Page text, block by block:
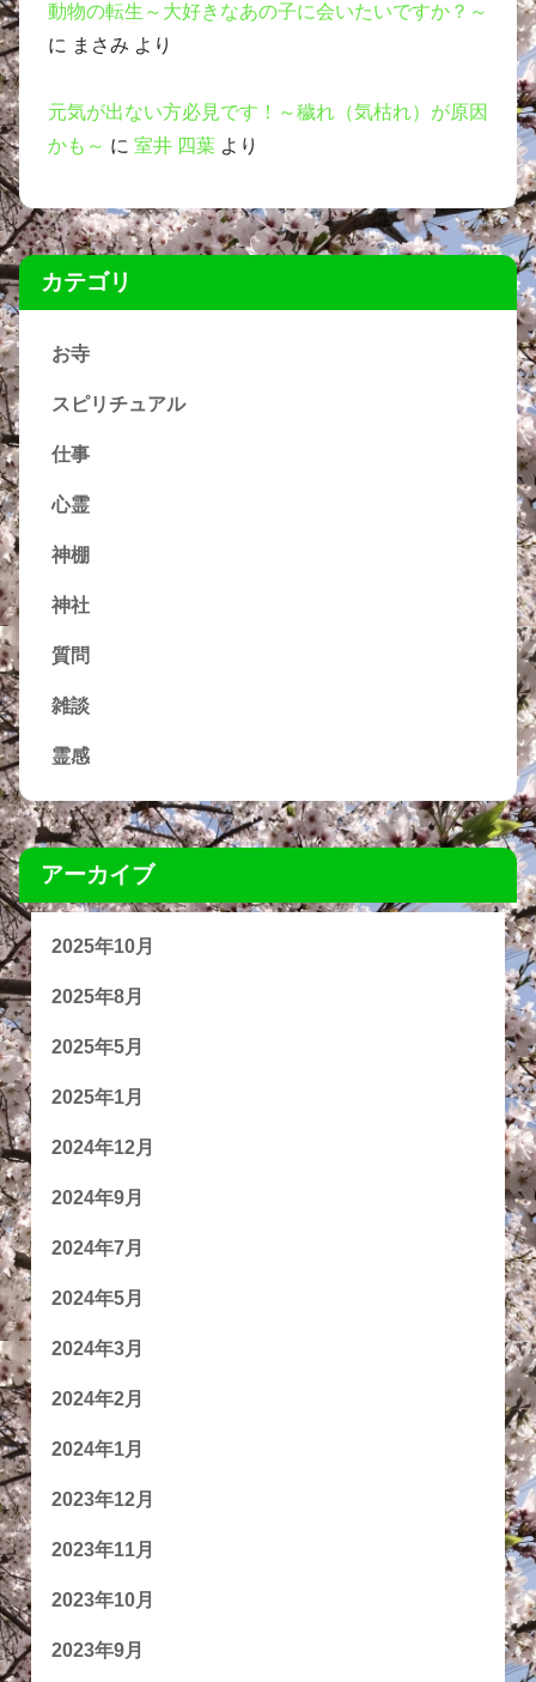
動物の転生～大好きなあの子に会いたいですか？～
に まさみ より
元気が出ない方必見です！～穢れ（気枯れ）が原因
かも～ に 室井 四葉 より
カテゴリ
お寺
スピリチュアル
仕事
心霊
神棚
神社
質問
雑談
霊感
アーカイブ
2025年10月
2025年8月
2025年5月
2025年1月
2024年12月
2024年9月
2024年7月
2024年5月
2024年3月
2024年2月
2024年1月
2023年12月
2023年11月
2023年10月
2023年9月